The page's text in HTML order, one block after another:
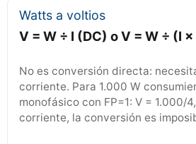
Watts a voltios
V = W ÷ I (DC) o V = W ÷ (I
No es conversión directa:
corriente. Para 1.000 W
monofásico con FP=1: V = 1.000/
corriente, la conversión es